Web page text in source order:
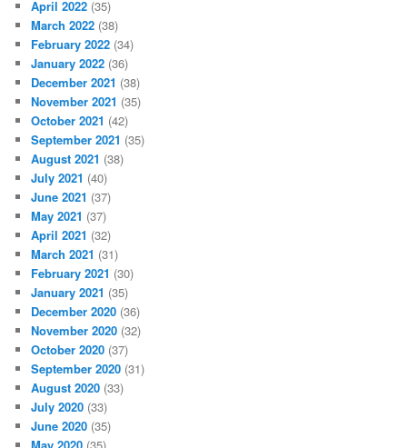
April 2022 (35)
March 2022 (38)
February 2022 (34)
January 2022 (36)
December 2021 (38)
November 2021 (35)
October 2021 (42)
September 2021 (35)
August 2021 (38)
July 2021 (40)
June 2021 (37)
May 2021 (37)
April 2021 (32)
March 2021 (31)
February 2021 (30)
January 2021 (35)
December 2020 (36)
November 2020 (32)
October 2020 (37)
September 2020 (31)
August 2020 (33)
July 2020 (33)
June 2020 (35)
May 2020 (35)